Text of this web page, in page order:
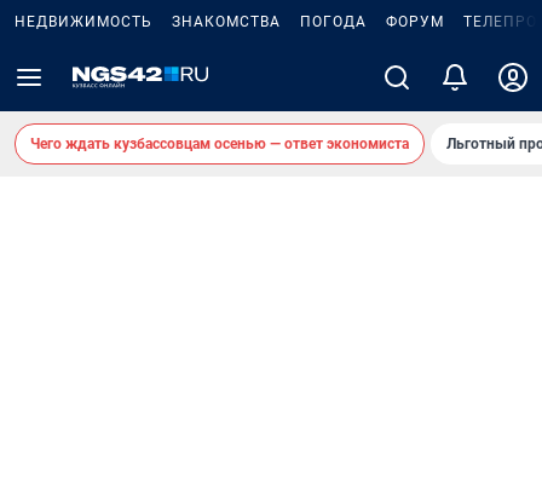
НЕДВИЖИМОСТЬ ЗНАКОМСТВА ПОГОДА ФОРУМ
Чего ждать кузбассовцам осенью — ответ экономиста Льготный